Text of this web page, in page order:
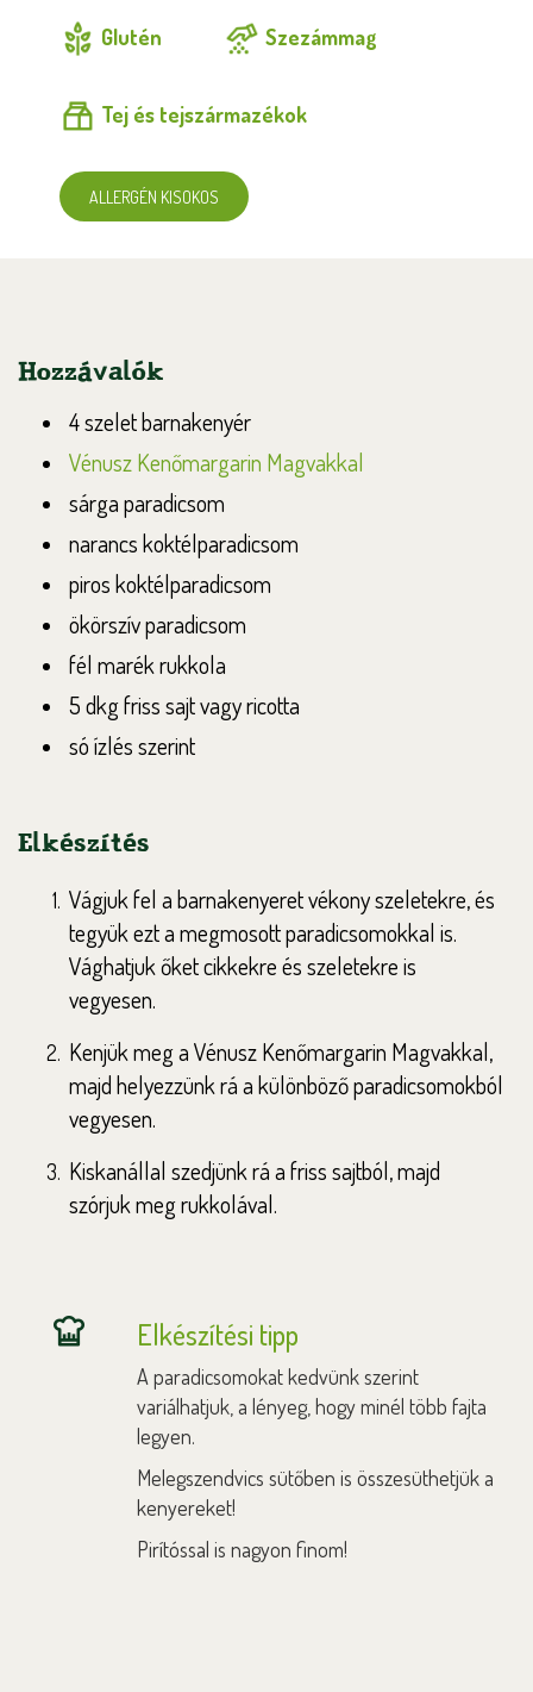
Glutén Szezámmag
Tej és tejszármazékok
ALLERGÉN KISOKOS
Hozzávalók
4 szelet barnakenyér
Vénusz Kenőmargarin Magvakkal
sárga paradicsom
narancs koktélparadicsom
piros koktélparadicsom
ökörszív paradicsom
fél marék rukkola
5 dkg friss sajt vagy ricotta
só ízlés szerint
Elkészítés
Vágjuk fel a barnakenyeret vékony szeletekre, és
tegyük ezt a megmosott paradicsomokkal is.
Vághatjuk őket cikkekre és szeletekre is
vegyesen.
Kenjük meg a Vénusz Kenőmargarin Magvakkal,
majd helyezzünk rá a különböző paradicsomokból
vegyesen.
Kiskanállal szedjünk rá a friss sajtból, majd
szórjuk meg rukkolával.
Elkészítési tipp
A paradicsomokat kedvünk szerint
variálhatjuk, a lényeg, hogy minél több fajta
legyen.
Melegszendvics sütőben is összesüthetjük a
kenyereket!
Pirítóssal is nagyon finom!